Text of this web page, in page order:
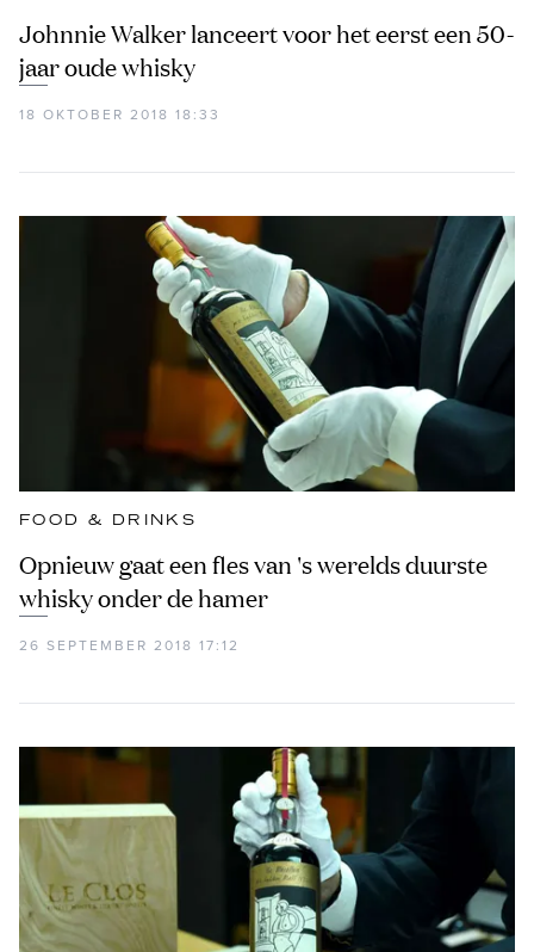
Johnnie Walker lanceert voor het eerst een 50-
jaar oude whisky
18 OKTOBER 2018 18:33
FOOD & DRINKS
Opnieuw gaat een fles van 's werelds duurste
whisky onder de hamer
26 SEPTEMBER 2018 17:12